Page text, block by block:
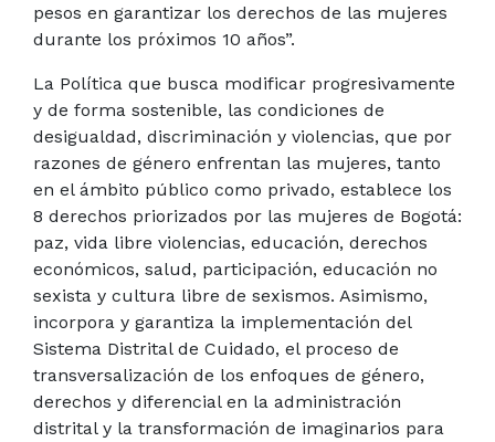
pesos en garantizar los derechos de las mujeres
durante los próximos 10 años”.
La Política que busca modificar progresivamente
y de forma sostenible, las condiciones de
desigualdad, discriminación y violencias, que por
razones de género enfrentan las mujeres, tanto
en el ámbito público como privado, establece los
8 derechos priorizados por las mujeres de Bogotá:
paz, vida libre violencias, educación, derechos
económicos, salud, participación, educación no
sexista y cultura libre de sexismos. Asimismo,
incorpora y garantiza la implementación del
Sistema Distrital de Cuidado, el proceso de
transversalización de los enfoques de género,
derechos y diferencial en la administración
distrital y la transformación de imaginarios para